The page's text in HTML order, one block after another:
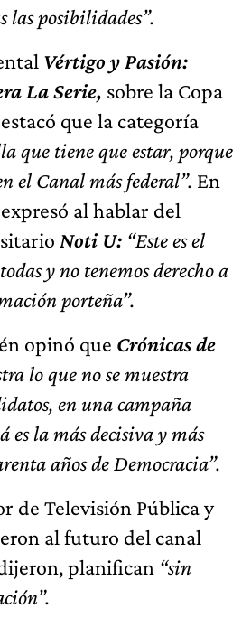
las posibilidades”.
Vértigo y Pasión:
La Serie, sobre la Copa
que la categoría
que tiene que estar, porque
el Canal más federal”. En
al hablar del
Noti U: “Este es el
y no tenemos derecho a
porteña”.
opinó que Crónicas de
lo que no se muestra
en una campaña
es la más decisiva y más
años de Democracia”.
de Televisión Pública y
al futuro del canal
planifican “sin